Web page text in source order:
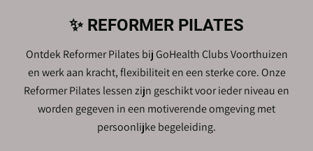
✨ REFORMER PILATES
Ontdek Reformer Pilates bij GoHealth Clubs Voorthuizen
en werk aan kracht, flexibiliteit en een sterke core. Onze
Reformer Pilates lessen zijn geschikt voor ieder niveau en
worden gegeven in een motiverende omgeving met
persoonlijke begeleiding.